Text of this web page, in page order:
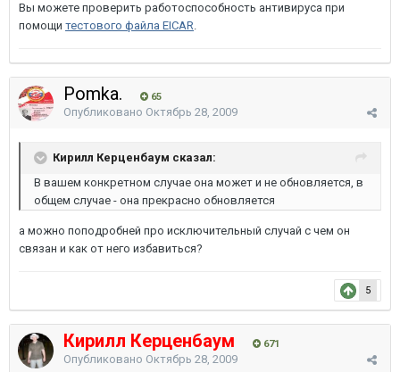
Вы можете проверить работоспособность антивируса при
помощи тестового файла EICAR.
Pomka. 65
Опубликовано Октябрь 28, 2009
Кирилл Керценбаум сказал:
В вашем конкретном случае она может и не обновляется, в
общем случае - она прекрасно обновляется
а можно поподробней про исключительный случай с чем он
связан и как от него избавиться?
5
Кирилл Керценбаум 671
Опубликовано Октябрь 28, 2009